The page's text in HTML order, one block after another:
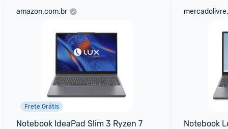
amazon.com.br
Frete Grátis
Notebook IdeaPad Slim 3 Ryzen 7
Notebook